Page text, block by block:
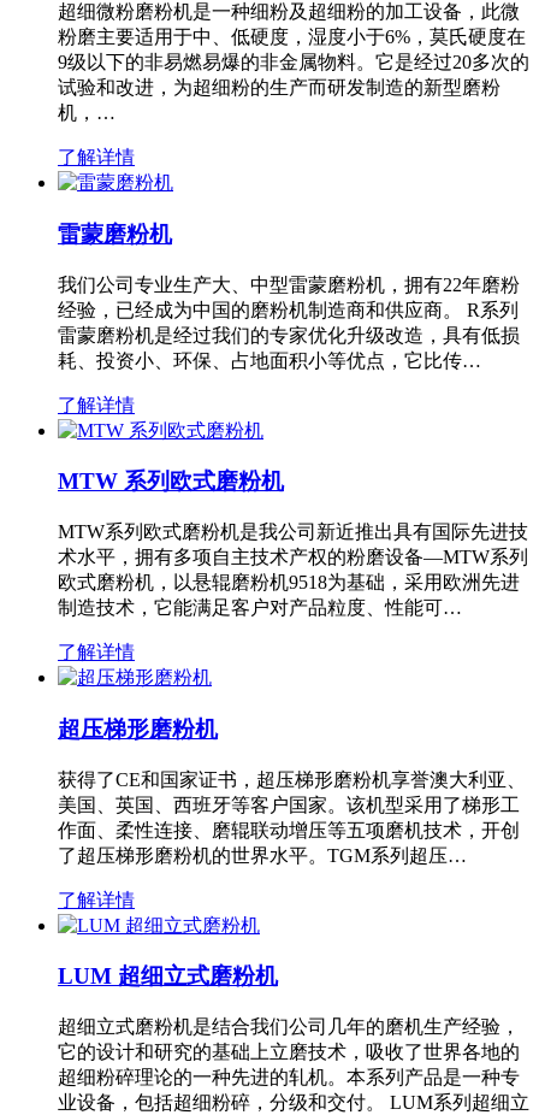
超细微粉磨粉机是一种细粉及超细粉的加工设备，此微
粉磨主要适用于中、低硬度，湿度小于6%，莫氏硬度在
9级以下的非易燃易爆的非金属物料。它是经过20多次的
试验和改进，为超细粉的生产而研发制造的新型磨粉
机，…
了解详情
雷蒙磨粉机
我们公司专业生产大、中型雷蒙磨粉机，拥有22年磨粉
经验，已经成为中国的磨粉机制造商和供应商。 R系列
雷蒙磨粉机是经过我们的专家优化升级改造，具有低损
耗、投资小、环保、占地面积小等优点，它比传…
了解详情
MTW 系列欧式磨粉机
MTW系列欧式磨粉机是我公司新近推出具有国际先进技
术水平，拥有多项自主技术产权的粉磨设备—MTW系列
欧式磨粉机，以悬辊磨粉机9518为基础，采用欧洲先进
制造技术，它能满足客户对产品粒度、性能可…
了解详情
超压梯形磨粉机
获得了CE和国家证书，超压梯形磨粉机享誉澳大利亚、
美国、英国、西班牙等客户国家。该机型采用了梯形工
作面、柔性连接、磨辊联动增压等五项磨机技术，开创
了超压梯形磨粉机的世界水平。TGM系列超压…
了解详情
LUM 超细立式磨粉机
超细立式磨粉机是结合我们公司几年的磨机生产经验，
它的设计和研究的基础上立磨技术，吸收了世界各地的
超细粉碎理论的一种先进的轧机。本系列产品是一种专
业设备，包括超细粉碎，分级和交付。 LUM系列超细立